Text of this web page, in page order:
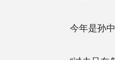
今年是孙中